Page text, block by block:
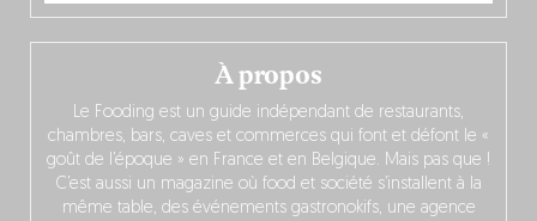
À propos
Le Fooding est un guide indépendant de restaurants,
chambres, bars, caves et commerces qui font et défont le «
goût de l’époque » en France et en Belgique. Mais pas que !
C’est aussi un magazine où food et société s’installent à la
même table, des événements gastronokifs, une agence